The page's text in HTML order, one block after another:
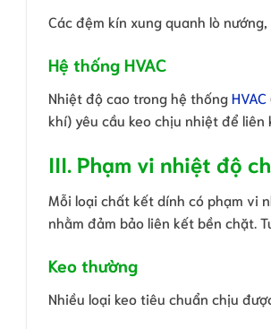
Các đệm kín xung quanh lò
Hệ thống HVAC
Nhiệt độ cao trong hệ thốngHVAC
khí) yêu cầu keo chịu nhiệt để
III. Phạm vi nhiệt độ
Mỗi loại chất kết dính có phạm vi
nhằm đảm bảo liên kết bền chặt.
Keo thường
Nhiều loại keo tiêu chuẩn chịu